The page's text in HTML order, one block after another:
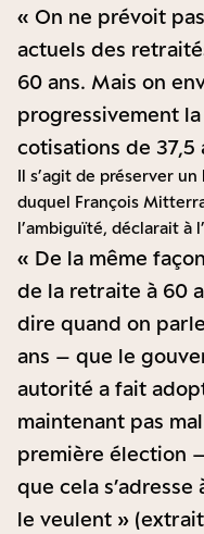
« On ne prévoit
actuels des
60 ans. Mais on
progressivement
cotisations de 37,5
Il s’agit de préserver
duquel François
l’ambiguïté, déclarait à
« De la même
de la retraite à 60
dire quand on
ans – que le
autorité a fait
maintenant pas
première élection
que cela
le veulent »